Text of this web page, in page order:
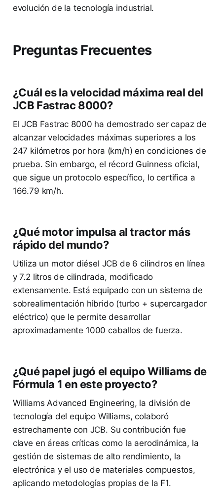
evolución de la tecnología industrial.
Preguntas Frecuentes
¿Cuál es la velocidad máxima real del
JCB Fastrac 8000?
El JCB Fastrac 8000 ha demostrado ser capaz de
alcanzar velocidades máximas superiores a los
247 kilómetros por hora (km/h) en condiciones de
prueba. Sin embargo, el récord Guinness oficial,
que sigue un protocolo específico, lo certifica a
166.79 km/h.
¿Qué motor impulsa al tractor más
rápido del mundo?
Utiliza un motor diésel JCB de 6 cilindros en línea
y 7.2 litros de cilindrada, modificado
extensamente. Está equipado con un sistema de
sobrealimentación híbrido (turbo + supercargador
eléctrico) que le permite desarrollar
aproximadamente 1000 caballos de fuerza.
¿Qué papel jugó el equipo Williams de
Fórmula 1 en este proyecto?
Williams Advanced Engineering, la división de
tecnología del equipo Williams, colaboró
estrechamente con JCB. Su contribución fue
clave en áreas críticas como la aerodinámica, la
gestión de sistemas de alto rendimiento, la
electrónica y el uso de materiales compuestos,
aplicando metodologías propias de la F1.